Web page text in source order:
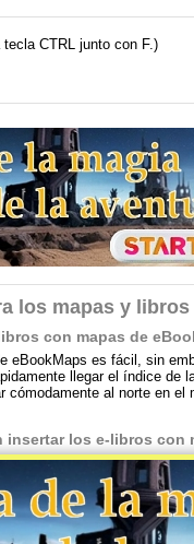
CTRL junto con F.)
los mapas y
con mapas de
eBookMaps es fácil, sin
llegar el índice
cómodamente al norte en
insertar los e-libros con
se preparan
cualquier momento y en
cargar los ebooks a su